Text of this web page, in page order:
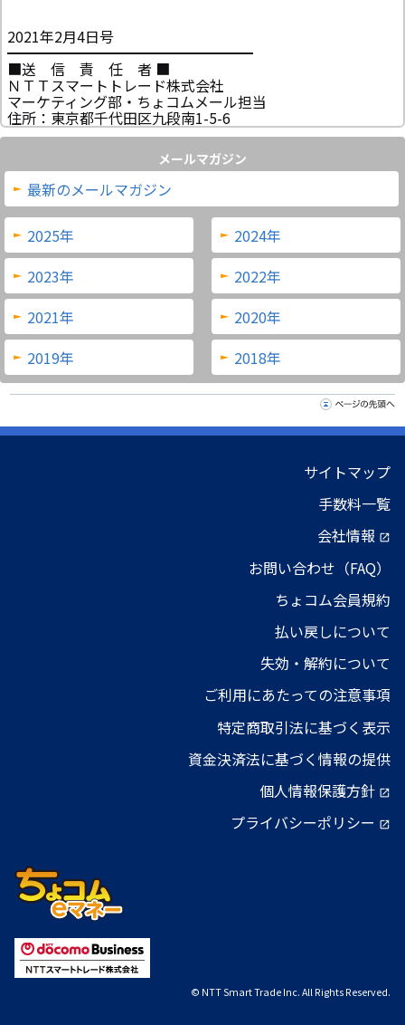
2021年2月4日号
━━━━━━━━━━━━━━━━━
■送 信 責 任 者 ■
ＮＴＴスマートトレード株式会社
マーケティング部・ちょコムメール担当
住所：東京都千代田区九段南1-5-6
メールマガジン
最新のメールマガジン
2025年
2024年
2023年
2022年
2021年
2020年
2019年
2018年
© NTT Smart Trade Inc. All Rights Reserved.
サイトマップ
手数料一覧
会社情報 open_in_new
お問い合わせ（FAQ）
ちょコム会員規約
払い戻しについて
失効・解約について
ご利用にあたっての注意事項
特定商取引法に基づく表示
資金決済法に基づく情報の提供
個人情報保護方針 open_in_new
プライバシーポリシー open_in_new